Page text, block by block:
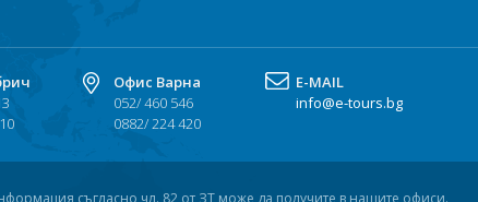
Офис Варна
052/ 460 546
0882/ 224 420
Е-MAIL
info@e-tours.bg
съгласно чл. 82 от ЗТ може да получите в нашите офиси.